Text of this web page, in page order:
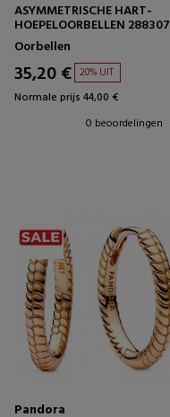
ASYMMETRISCHE HART-
HOEPELOORBELLEN 288307
Oorbellen
35,20 € 20% UIT.
Normale prijs 44,00 €
0 beoordelingen
Pandora